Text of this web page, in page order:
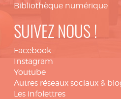
Bibliothèque numérique
SUIVEZ NOUS !
Facebook
Instagram
Youtube
Autres réseaux sociaux &
Les infolettres